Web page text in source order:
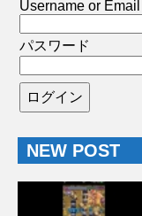
Username or Email
パスワード
NEW POST